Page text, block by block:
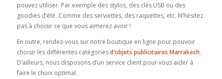
pouvez utiliser. Par exemple des stylos, des clés USB ou des
goodies d’été. Comme des serviettes, des raquettes, etc. N’hésitez
pas à choisir ce que vous aimerez avoir !
En outre, rendez-vous sur notre boutique en ligne pour pouvoir
choisir les différentes catégoriesd’objets publicitaires Marrakech.
D’ailleurs, nous disposons d’un service client pour vous aider à
faire le choix optimal.